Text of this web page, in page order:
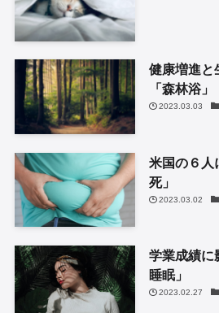
健康増進と
「森林浴」
2023.03.03
米国の６人
死」
2023.03.02
学業成績に
睡眠」
2023.02.27